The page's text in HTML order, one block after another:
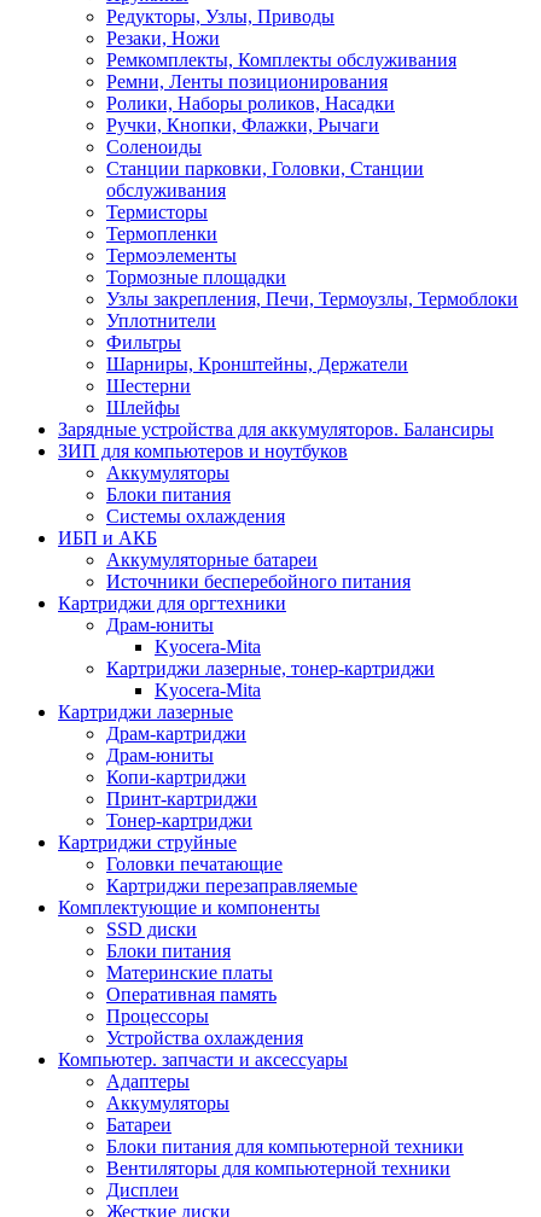
Редукторы, Узлы, Приводы
Резаки, Ножи
Ремкомплекты, Комплекты обслуживания
Ремни, Ленты позиционирования
Ролики, Наборы роликов, Насадки
Ручки, Кнопки, Флажки, Рычаги
Соленоиды
Станции парковки, Головки, Станции
обслуживания
Термисторы
Термопленки
Термоэлементы
Тормозные площадки
Узлы закрепления, Печи, Термоузлы, Термоблоки
Уплотнители
Фильтры
Шарниры, Кронштейны, Держатели
Шестерни
Шлейфы
Зарядные устройства для аккумуляторов. Балансиры
ЗИП для компьютеров и ноутбуков
Аккумуляторы
Блоки питания
Системы охлаждения
ИБП и АКБ
Аккумуляторные батареи
Источники бесперебойного питания
Картриджи для оргтехники
Драм-юниты
Kyocera-Mita
Картриджи лазерные, тонер-картриджи
Kyocera-Mita
Картриджи лазерные
Драм-картриджи
Драм-юниты
Копи-картриджи
Принт-картриджи
Тонер-картриджи
Картриджи струйные
Головки печатающие
Картриджи перезаправляемые
Комплектующие и компоненты
SSD диски
Блоки питания
Материнские платы
Оперативная память
Процессоры
Устройства охлаждения
Компьютер. запчасти и аксессуары
Адаптеры
Аккумуляторы
Батареи
Блоки питания для компьютерной техники
Вентиляторы для компьютерной техники
Дисплеи
Жесткие диски